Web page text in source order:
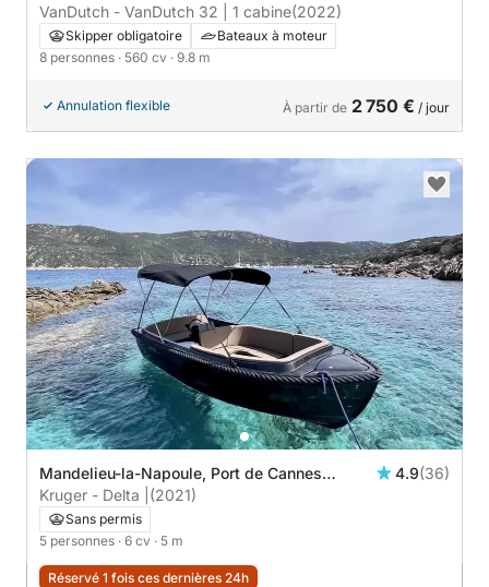
VanDutch - VanDutch 32 | 1 cabine(2022)
Skipper obligatoire
Bateaux à moteur
8 personnes · 560 cv · 9.8 m
Annulation flexible À partir de 2 750 € / jour
Mandelieu-la-Napoule, Port de Cannes
Marina
4.9(36)
Kruger - Delta | (2021)
Sans permis
5 personnes · 6 cv · 5 m
Réservé 1 fois ces dernières 24h